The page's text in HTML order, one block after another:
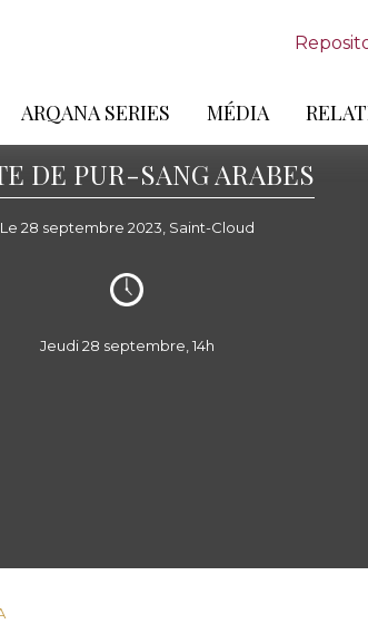
ARQANA SERIES MÉDIA
DE PUR-SANG ARABES
Le 28 septembre 2023, Saint-Cloud
Jeudi 28 septembre, 14h